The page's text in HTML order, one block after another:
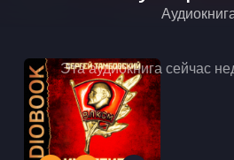
Эта аудиокнига сейчас